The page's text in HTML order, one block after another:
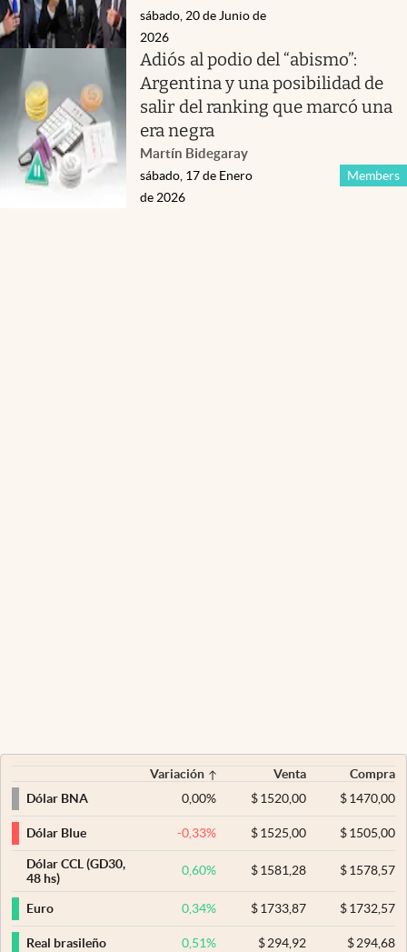
sábado, 20 de Junio de
2026
Adiós al podio del “abismo”:
Argentina y una posibilidad de
salir del ranking que marcó una
era negra
Martín Bidegaray
Members
sábado, 17 de Enero
de 2026
Variación Venta
Compra
Dólar BNA
0,00% $ 1520,00 $1470,00
Dólar Blue -0,33% $ 1525,00 $1505,00
Dólar CCL (GD30,
48 hs)
0,60% $ 1581,28 $1578,57
Euro 0,34% $ 1733,87 $1732,57
Real brasileño 0,51% $ 294,92 $294,68